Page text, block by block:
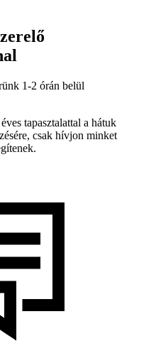
1-2 órán belül
tapasztalattal a hátuk
csak hívjon minket